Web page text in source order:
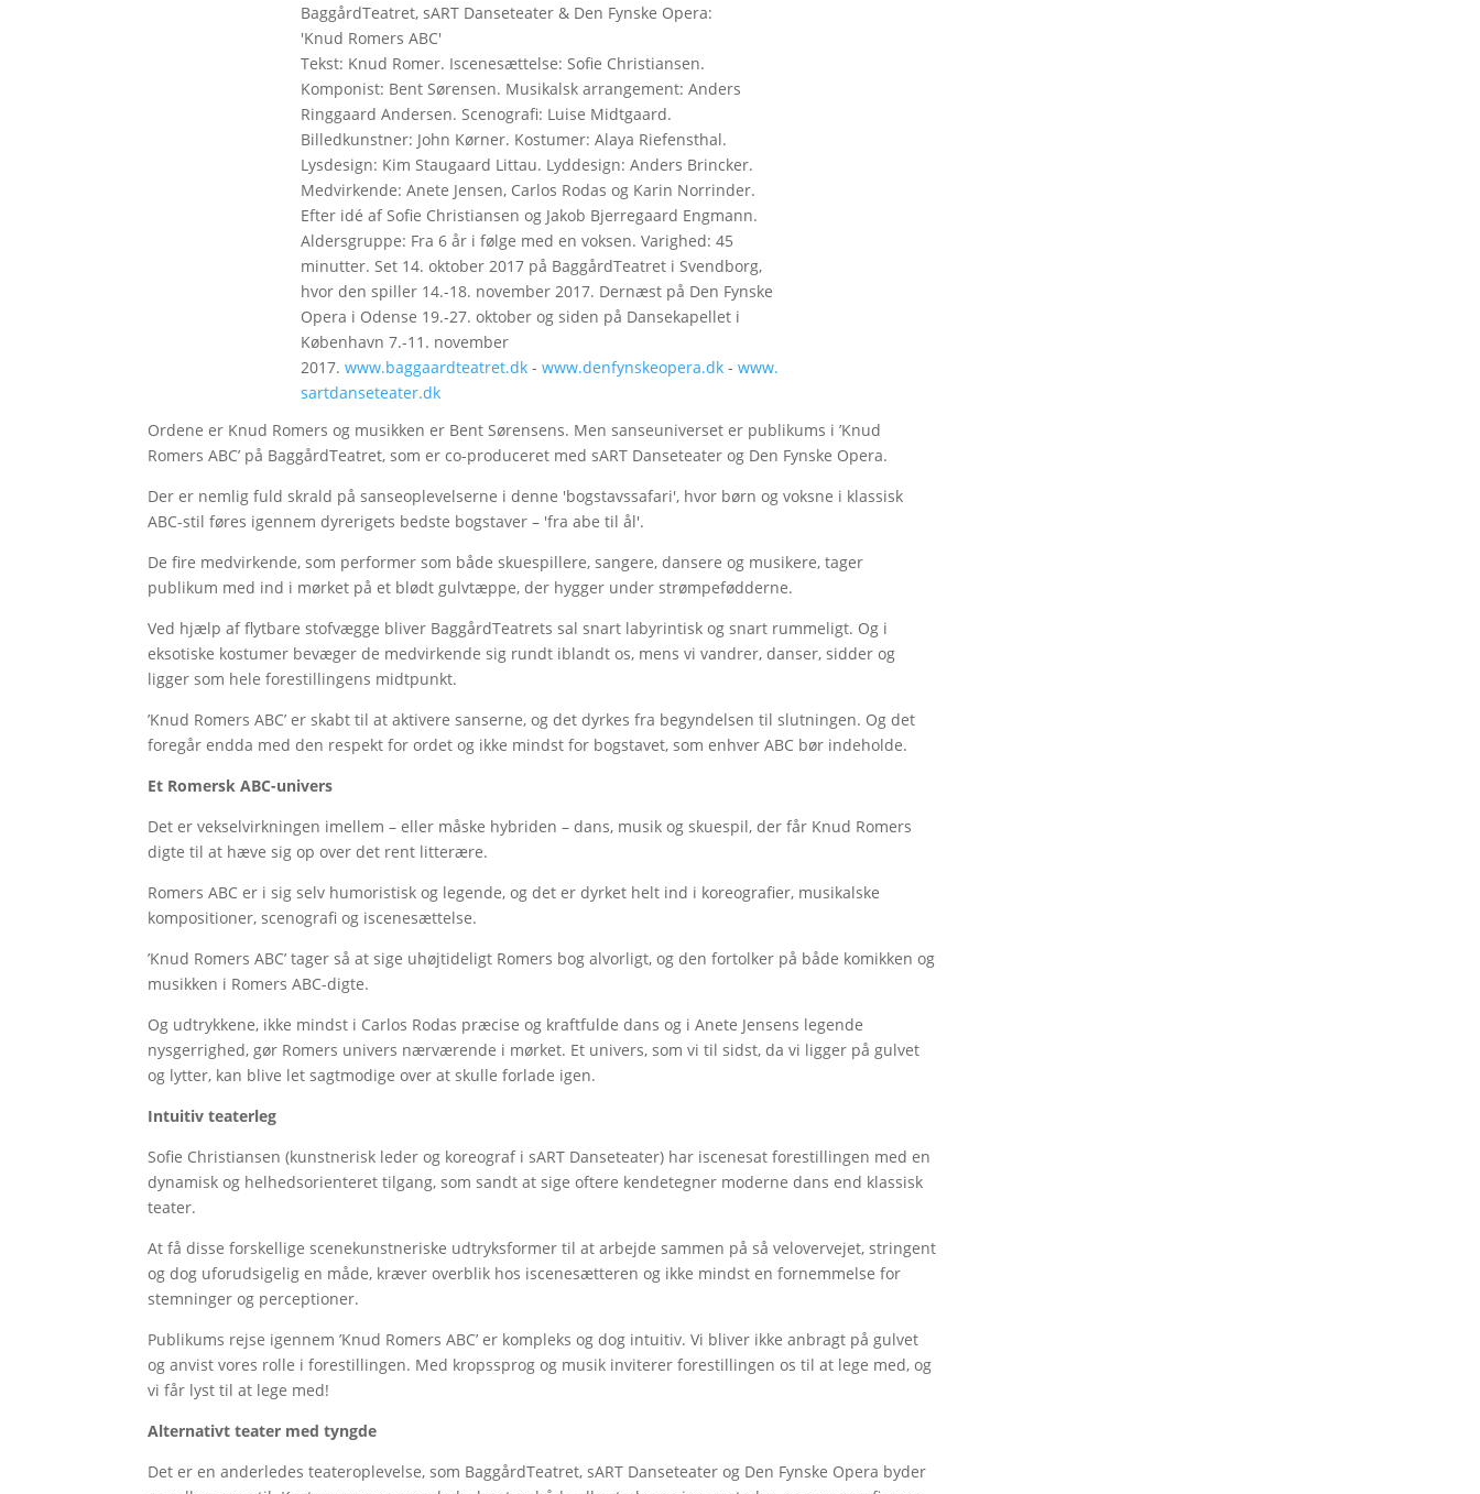
BaggårdTeatret, sART Danseteater & Den Fynske Opera:
'Knud Romers ABC'
Tekst: Knud Romer. Iscenesættelse: Sofie Christiansen.
Komponist: Bent Sørensen. Musikalsk arrangement: Anders
Ringgaard Andersen. Scenografi: Luise Midtgaard.
Billedkunstner: John Kørner. Kostumer: Alaya Riefensthal.
Lysdesign: Kim Staugaard Littau. Lyddesign: Anders Brincker.
Medvirkende: Anete Jensen, Carlos Rodas og Karin Norrinder.
Efter idé af Sofie Christiansen og Jakob Bjerregaard Engmann.
Aldersgruppe: Fra 6 år i følge med en voksen. Varighed: 45
minutter. Set 14. oktober 2017 på BaggårdTeatret i Svendborg,
hvor den spiller 14.-18. november 2017. Dernæst på Den Fynske
Opera i Odense 19.-27. oktober og siden på Dansekapellet i
København 7.-11. november
2017. www.baggaardteatret.dk- www.denfynskeopera.dk- www.
sartdanseteater.dk
Ordene er Knud Romers og musikken er Bent Sørensens. Men sanseuniverset er publikums i ’Knud
Romers ABC’ på BaggårdTeatret, som er co-produceret med sART Danseteater og Den Fynske Opera.
Der er nemlig fuld skrald på sanseoplevelserne i denne 'bogstavssafari', hvor børn og voksne i klassisk
ABC-stil føres igennem dyrerigets bedste bogstaver – 'fra abe til ål'.
De fire medvirkende, som performer som både skuespillere, sangere, dansere og musikere, tager
publikum med ind i mørket på et blødt gulvtæppe, der hygger under strømpefødderne.
Ved hjælp af flytbare stofvægge bliver BaggårdTeatrets sal snart labyrintisk og snart rummeligt. Og i
eksotiske kostumer bevæger de medvirkende sig rundt iblandt os, mens vi vandrer, danser, sidder og
ligger som hele forestillingens midtpunkt.
’Knud Romers ABC’ er skabt til at aktivere sanserne, og det dyrkes fra begyndelsen til slutningen. Og det
foregår endda med den respekt for ordet og ikke mindst for bogstavet, som enhver ABC bør indeholde.
Et Romersk ABC-univers
Det er vekselvirkningen imellem – eller måske hybriden – dans, musik og skuespil, der får Knud Romers
digte til at hæve sig op over det rent litterære.
Romers ABC er i sig selv humoristisk og legende, og det er dyrket helt ind i koreografier, musikalske
kompositioner, scenografi og iscenesættelse.
’Knud Romers ABC’ tager så at sige uhøjtideligt Romers bog alvorligt, og den fortolker på både komikken og
musikken i Romers ABC-digte.
Og udtrykkene, ikke mindst i Carlos Rodas præcise og kraftfulde dans og i Anete Jensens legende
nysgerrighed, gør Romers univers nærværende i mørket. Et univers, som vi til sidst, da vi ligger på gulvet
og lytter, kan blive let sagtmodige over at skulle forlade igen.
Intuitiv teaterleg
Sofie Christiansen (kunstnerisk leder og koreograf i sART Danseteater) har iscenesat forestillingen med en
dynamisk og helhedsorienteret tilgang, som sandt at sige oftere kendetegner moderne dans end klassisk
teater.
At få disse forskellige scenekunstneriske udtryksformer til at arbejde sammen på så velovervejet, stringent
og dog uforudsigelig en måde, kræver overblik hos iscenesætteren og ikke mindst en fornemmelse for
stemninger og perceptioner.
Publikums rejse igennem ’Knud Romers ABC’ er kompleks og dog intuitiv. Vi bliver ikke anbragt på gulvet
og anvist vores rolle i forestillingen. Med kropssprog og musik inviterer forestillingen os til at lege med, og
vi får lyst til at lege med!
Alternativt teater med tyngde
Det er en anderledes teateroplevelse, som BaggårdTeatret, sART Danseteater og Den Fynske Opera byder